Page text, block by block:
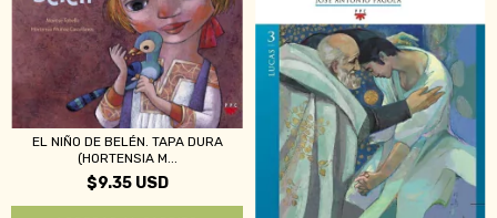
EL NIÑO DE BELÉN. TAPA DURA
(HORTENSIA M...
$9.35 USD